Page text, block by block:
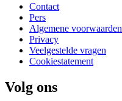
Contact
Pers
Algemene voorwaarden
Privacy
Veelgestelde vragen
Cookiestatement
Volg ons